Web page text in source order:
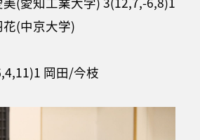
(中京大学)
岡田/今枝